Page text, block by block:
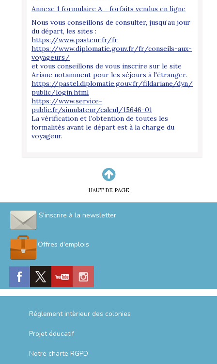
Annexe 1 formulaire A - forfaits vendus en ligne
Nous vous conseillons de consulter, jusqu’au jour
du départ, les sites :
https://www.pasteur.fr/fr
https://www.diplomatie.gouv.fr/fr/conseils-aux-
voyageurs/
et vous conseillons de vous inscrire sur le site
Ariane notamment pour les séjours à l'étranger.
https://pastel.diplomatie.gouv.fr/fildariane/dyn/
public/login.html
https://www.service-
public.fr/simulateur/calcul/15646-01
La vérification et l’obtention de toutes les
formalités avant le départ est à la charge du
voyageur.
HAUT DE PAGE
S'inscrire à la newsletter
Offres d'emplois
Réglement intèrieur des colonies
Projet éducatif
Notre charte RGPD